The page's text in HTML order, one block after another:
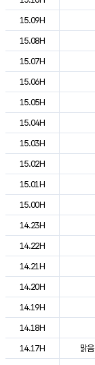
15.09H
15.08H
15.07H
15.06H
15.05H
15.04H
15.03H
15.02H
15.01H
15.00H
14.23H
14.22H
14.21H
14.20H
14.19H
14.18H
14.17H
맑음